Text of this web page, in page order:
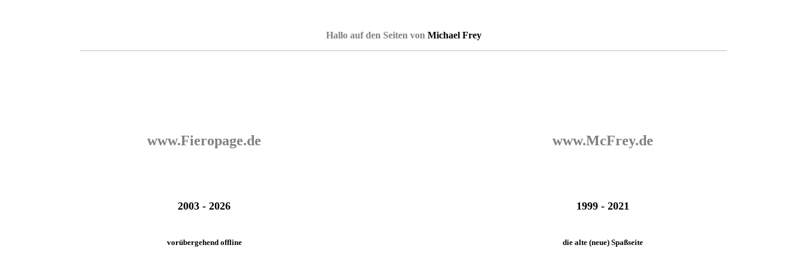
Hallo auf den Seiten von Michael Frey
www.Fieropage.de www.McFrey.de
2003 - 2026 1999 - 2021
vorübergehend offline die alte (neue) Spaßseite